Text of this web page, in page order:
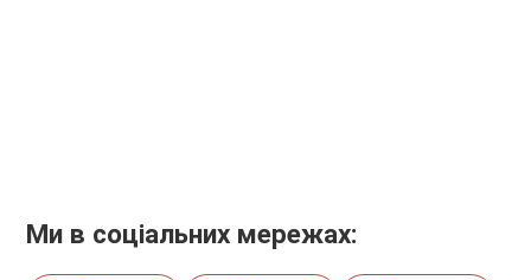
Ми в соціальних мережах: